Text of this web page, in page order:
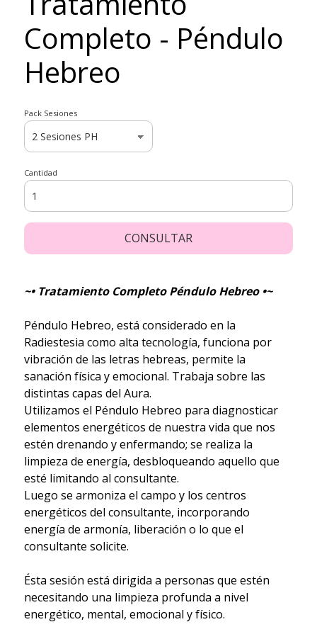
Completo - Péndulo
Hebreo
Pack Sesiones
Cantidad
CONSULTAR
~• Tratamiento Completo Péndulo Hebreo •~
Péndulo Hebreo, está considerado en la
Radiestesia como alta tecnología, funciona por
vibración de las letras hebreas, permite la
sanación física y emocional. Trabaja sobre las
distintas capas del Aura.
Utilizamos el Péndulo Hebreo para diagnosticar
elementos energéticos de nuestra vida que nos
estén drenando y enfermando; se realiza la
limpieza de energía, desbloqueando aquello que
esté limitando al consultante.
Luego se armoniza el campo y los centros
energéticos del consultante, incorporando
energía de armonía, liberación o lo que el
consultante solicite.
Ésta sesión está dirigida a personas que estén
necesitando una limpieza profunda a nivel
energético, mental, emocional y físico.